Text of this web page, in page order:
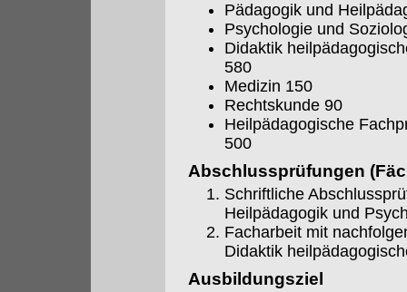
Pädagogik und
Psychologie und
Didaktik
580
Medizin 150
Rechtskunde 90
Heilpädagogische
500
Abschlussprüfungen
Schriftliche
Heilpädagogik und
Facharbeit mit
Didaktik
Ausbildungsziel